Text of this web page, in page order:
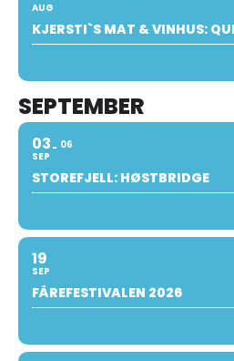
AUG
KJERSTI`S MAT & VINHUS:
SEPTEMBER
03
SEP
06
STOREFJELL: HØSTBRIDGE
19
SEP
FÅREFESTIVALEN 2026